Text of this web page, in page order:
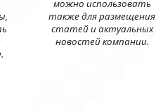
можно использовать
также для размещения
статей и актуальных
новостей компании.